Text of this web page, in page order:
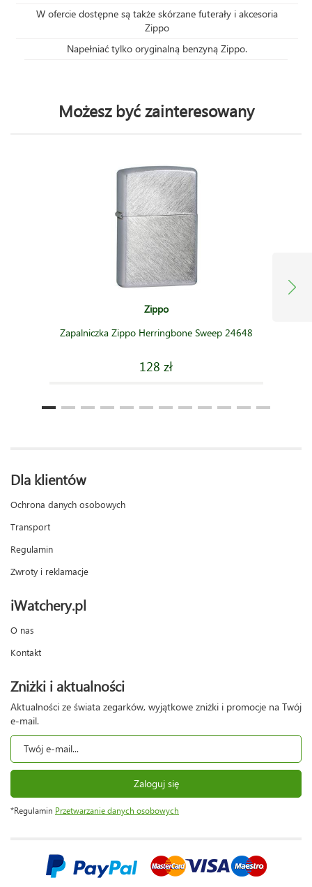
W ofercie dostępne są także skórzane futerały i akcesoria
Zippo
Napełniać tylko oryginalną benzyną Zippo.
Możesz być zainteresowany
Zippo
Zapalniczka Zippo Herringbone Sweep 24648
128 zł
Dla klientów
Ochrona danych osobowych
Transport
Regulamin
Zwroty i reklamacje
iWatchery.pl
O nas
Kontakt
Zniżki i aktualności
Aktualności ze świata zegarków, wyjątkowe zniżki i promocje na Twój
e-mail.
Zaloguj się
*Regulamin Przetwarzanie danych osobowych